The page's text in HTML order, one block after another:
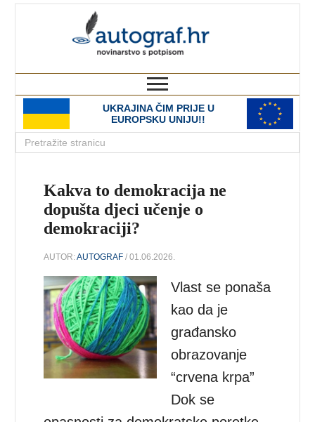
UKRAJINA ČIM PRIJE U
EUROPSKU UNIJU!!
Kakva to demokracija ne
dopušta djeci učenje o
demokraciji?
AUTOR:AUTOGRAF / 01.06.2026.
Vlast se ponaša
kao da je
građansko
obrazovanje
“crvena krpa”
Dok se